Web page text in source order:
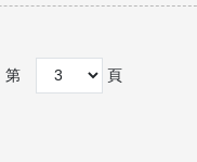
第 頁